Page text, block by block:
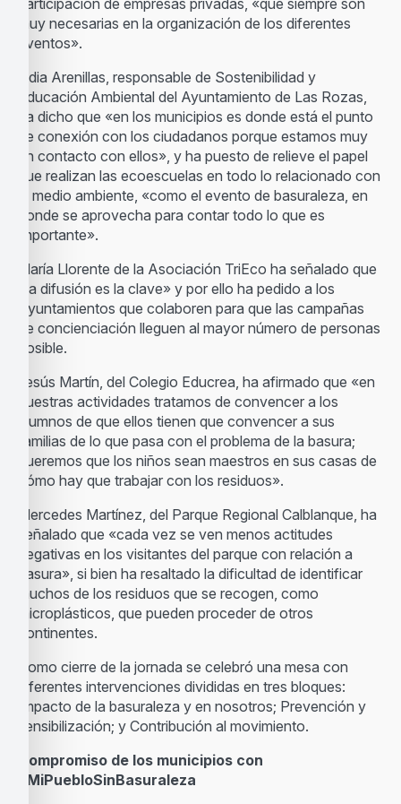
participación de empresas privadas, «que siempre son
muy necesarias en la organización de los diferentes
eventos».
Lidia Arenillas, responsable de Sostenibilidad y
Educación Ambiental del Ayuntamiento de Las Rozas,
ha dicho que «en los municipios es donde está el punto
de conexión con los ciudadanos porque estamos muy
en contacto con ellos», y ha puesto de relieve el papel
que realizan las ecoescuelas en todo lo relacionado con
el medio ambiente, «como el evento de basuraleza, en
donde se aprovecha para contar todo lo que es
importante».
María Llorente de la Asociación TriEco ha señalado que
«la difusión es la clave» y por ello ha pedido a los
Ayuntamientos que colaboren para que las campañas
de concienciación lleguen al mayor número de personas
posible.
Jesús Martín, del Colegio Educrea, ha afirmado que «en
nuestras actividades tratamos de convencer a los
alumnos de que ellos tienen que convencer a sus
familias de lo que pasa con el problema de la basura;
queremos que los niños sean maestros en sus casas de
cómo hay que trabajar con los residuos».
Mercedes Martínez, del Parque Regional Calblanque, ha
señalado que «cada vez se ven menos actitudes
negativas en los visitantes del parque con relación a
basura», si bien ha resaltado la dificultad de identificar
muchos de los residuos que se recogen, como
microplásticos, que pueden proceder de otros
continentes.
Como cierre de la jornada se celebró una mesa con
diferentes intervenciones divididas en tres bloques:
Impacto de la basuraleza y en nosotros; Prevención y
sensibilización; y Contribución al movimiento.
Compromiso de los municipios con
#MiPuebloSinBasuraleza